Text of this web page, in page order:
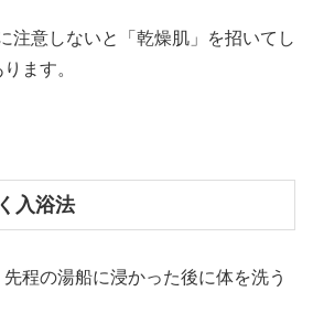
注意しないと「乾燥肌」を招いてし
ます。
入浴法
程の湯船に浸かった後に体を洗う